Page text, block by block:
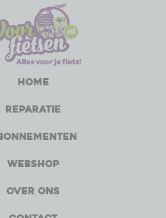
Home
Reparatie
Webshop
Over ons